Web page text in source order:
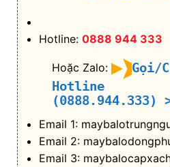
Hotline: 0888 944 333
Hoặc Zalo:
Gọi/
Hotline
(0888.944.333)
Email 1:
Email 2:
Email 3: